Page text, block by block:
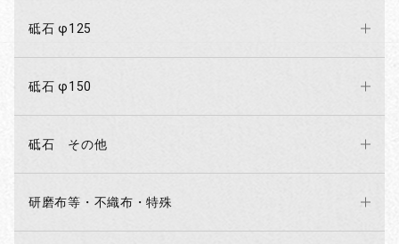
砥石 φ125
砥石 φ150
砥石 その他
研磨布等・不織布・特殊